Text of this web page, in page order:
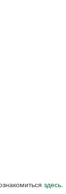
здесь.